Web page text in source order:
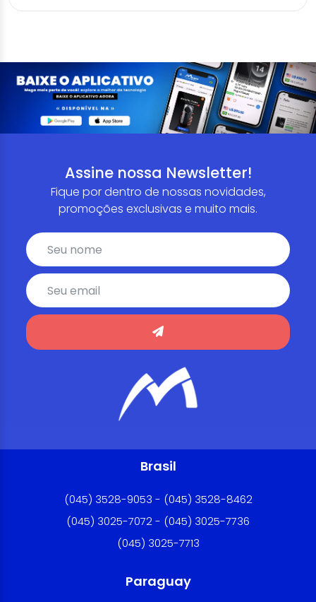
Assine nossa Newsletter!
Fique por dentro de nossas novidades,
promoções exclusivas e muito mais.
Brasil
(045) 3528-9053 - (045) 3528-8462
(045) 3025-7072 - (045) 3025-7736
(045) 3025-7713
Paraguay